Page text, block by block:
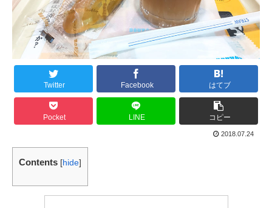
Twitter Facebook はてブ
Pocket LINE コピー
2018.07.24
Contents [hide]